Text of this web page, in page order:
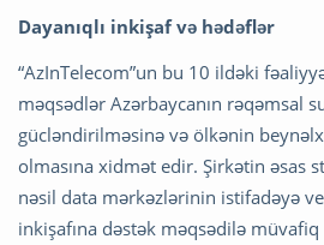
Dayanıqlı inkişaf və hədəflər
“AzInTelecom”un bu 10 ildəki
məqsədlər Azərbaycanın rəqəmsal
gücləndirilməsinə və ölkənin
olmasına xidmət edir. Şirkətin əsas
nəsil data mərkəzlərinin istifadəyə
inkişafına dəstək məqsədilə